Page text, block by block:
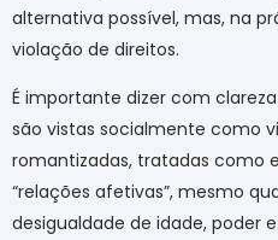
alternativa possível, mas, na
violação de direitos.
É importante dizer com
são vistas socialmente como
romantizadas, tratadas como
“relações afetivas”, mesmo
desigualdade de idade, poder